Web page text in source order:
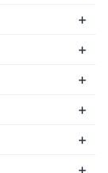
+
+
+
+
+